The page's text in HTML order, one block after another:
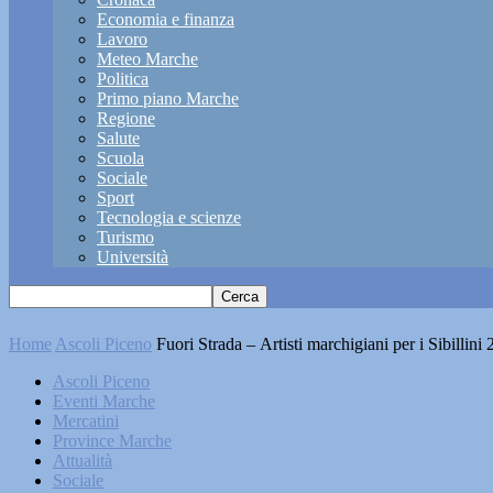
Economia e finanza
Lavoro
Meteo Marche
Politica
Primo piano Marche
Regione
Salute
Scuola
Sociale
Sport
Tecnologia e scienze
Turismo
Università
Home Ascoli Piceno Fuori Strada – Artisti marchigiani per i Sibillini
Ascoli Piceno
Eventi Marche
Mercatini
Province Marche
Attualità
Sociale